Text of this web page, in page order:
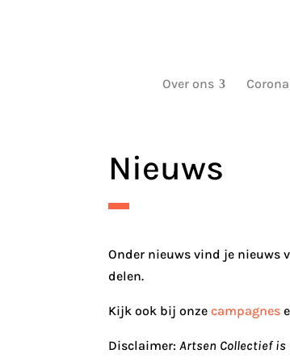
Over ons
Nieuws
Onder nieuws vind je nieuws
delen.
Kijk ook bij onzecampagnes
Disclaimer:Artsen Collectief is